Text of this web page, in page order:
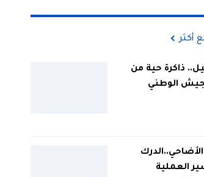
أكثر
ذاكرة حية من
الوطني
العملية